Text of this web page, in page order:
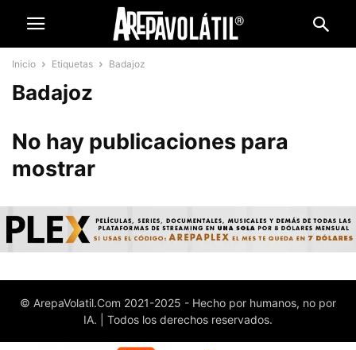
Inicio Etiquetas Badajoz
Badajoz
No hay publicaciones para
mostrar
© ArepaVolatil.Com 2021-2025 - Hecho por humanos, no por
IA. | Todos los derechos reservados.